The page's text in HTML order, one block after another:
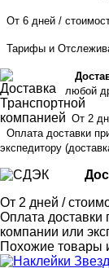
От 6 дней /
Тарифы и
любой
От 2
Оплата доставки
экспедитору
От 2 дней /
Оплата доставки
компании или
Похожие товары